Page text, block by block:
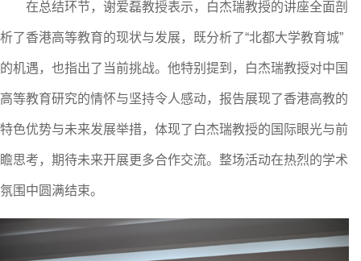
在总结环节， 谢爱磊教授表示，白杰瑞教授的讲座全面剖
析了香港高等教育的现状与发展，既分析了“北都大学教育城”
的机遇，也指出了当前挑战。他特别提到，白杰瑞教授对中国
高等教育研究的情怀与坚持令人感动， 报告展现了香港高教的
特色优势与未来发展举措，体现了白杰瑞教授的国际眼光与前
瞻思考，期待未来开展更多合作交流。整场活动在热烈的学术
氛围中圆满结束。